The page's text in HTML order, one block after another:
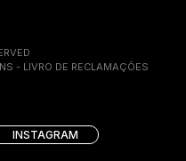
- LIVRO DE RECLAMAÇÕES
INSTAGRAM